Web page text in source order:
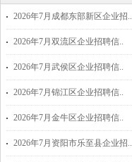
2026年7月成都东部新区企业招..
2026年7月双流区企业招聘信..
2026年7月武侯区企业招聘信..
2026年7月锦江区企业招聘信..
2026年7月金牛区企业招聘信..
2026年7月资阳市乐至县企业招..